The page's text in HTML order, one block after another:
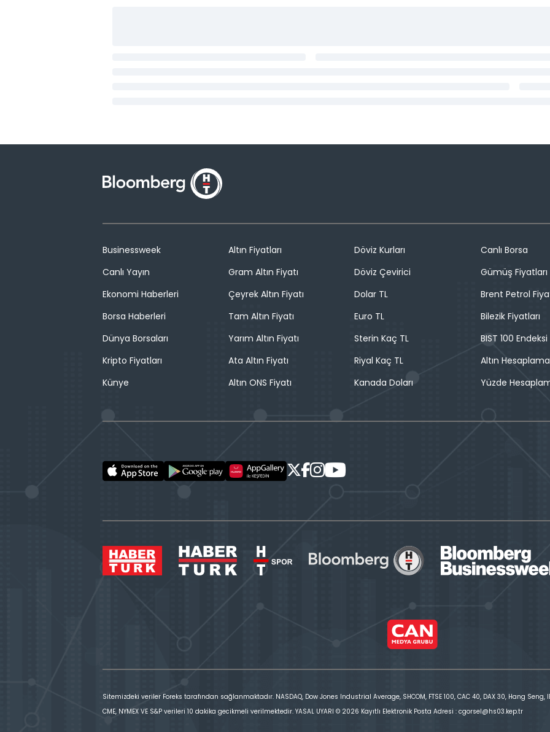
Businessweek
Canlı Yayın
Ekonomi Haberleri
Borsa Haberleri
Dünya Borsaları
Kripto Fiyatları
Künye
Altın Fiyatları
Gram Altın Fiyatı
Çeyrek Altın Fiyatı
Tam Altın Fiyatı
Yarım Altın Fiyatı
Ata Altın Fiyatı
Altın ONS Fiyatı
Döviz Kurları
Döviz Çevirici
Dolar TL
Euro TL
Sterin Kaç TL
Riyal Kaç TL
Kanada Doları
Canlı Borsa
Gümüş Fiyatları
Brent Petrol
Bilezik Fiyatları
BIST 100 Endeksi
Altın Hesaplama
Yüzde
Sitemizdeki veriler Foreks tarafından sağlanmaktadır. NASDAQ, Dow Jones Industrial Average, SHCOM, FTSE 100, CAC 40, DAX 30, Hang Seng,
CME, NYMEX VE S&P verileri 10 dakika gecikmeli verilmektedir. YASAL UYARI © 2026 Kayıtlı Elektronik Posta Adresi : cgorsel@hs03.kep.tr